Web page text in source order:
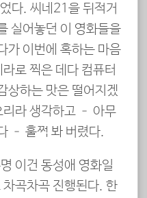
다. 씨네21을 뒤적거
실어놓던 이 영화들을
가 이번에 혹하는 마음
로 찍은 데다 컴퓨터
상하는 맛은 떨어지겠
리라 생각하고 – 아무
– 훌쩍 봐 버렸다.
이건 동성애 영화일
곡차곡 진행된다. 한